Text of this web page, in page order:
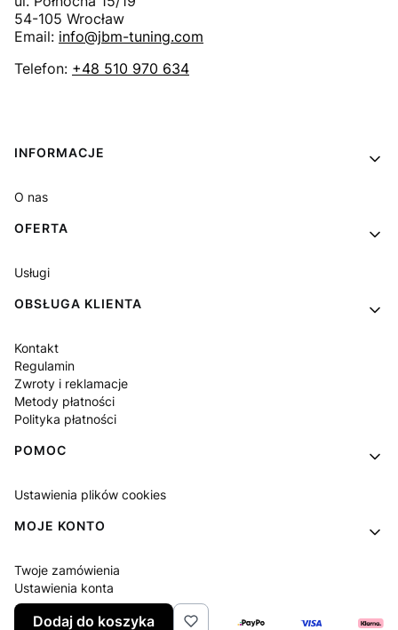
54-105 Wrocław
Email: info@jbm-tuning.com
Telefon: +48 510 970 634
Linki w stopce
INFORMACJE
O nas
OFERTA
Usługi
OBSŁUGA KLIENTA
Kontakt
Regulamin
Zwroty i reklamacje
Metody płatności
Polityka płatności
POMOC
Ustawienia plików cookies
MOJE KONTO
Twoje zamówienia
Ustawienia konta
Ulubione
Dodaj do koszyka